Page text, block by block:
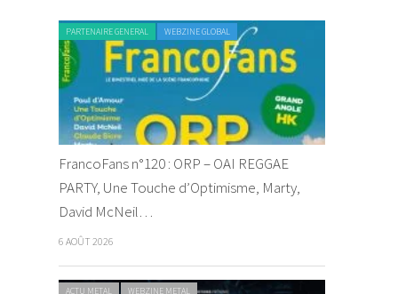
PARTENAIRE GENERAL WEBZINE GLOBAL
FrancoFans n°120 : ORP – OAI REGGAE
PARTY, Une Touche d’Optimisme, Marty,
David McNeil…
6 AOÛT 2026
ACTU METAL WEBZINE METAL